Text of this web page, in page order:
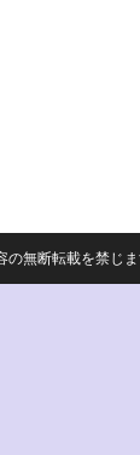
の無断転載を禁じ